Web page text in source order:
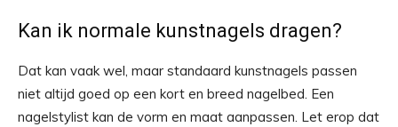
Kan ik normale kunstnagels dragen?
Dat kan vaak wel, maar standaard kunstnagels passen
niet altijd goed op een kort en breed nagelbed. Een
nagelstylist kan de vorm en maat aanpassen. Let erop dat